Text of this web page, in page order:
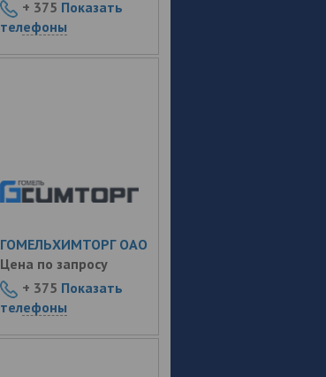
+ 375 Показать
телефоны
ГОМЕЛЬХИМТОРГ ОАО
Цена по запросу
+ 375 Показать
телефоны